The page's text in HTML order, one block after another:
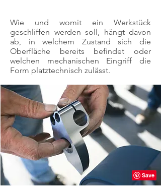
Wie und womit ein Werkstück
geschliffen werden soll, hängt davon
ab, in welchem Zustand sich die
Oberfläche bereits befindet oder
welchen mechanischen Eingriff die
Form platztechnisch zulässt.